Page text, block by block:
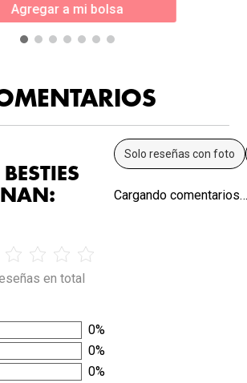
Agregar a mi bolsa
en total
0%
0%
0%
Solo reseñas con foto
Cargando